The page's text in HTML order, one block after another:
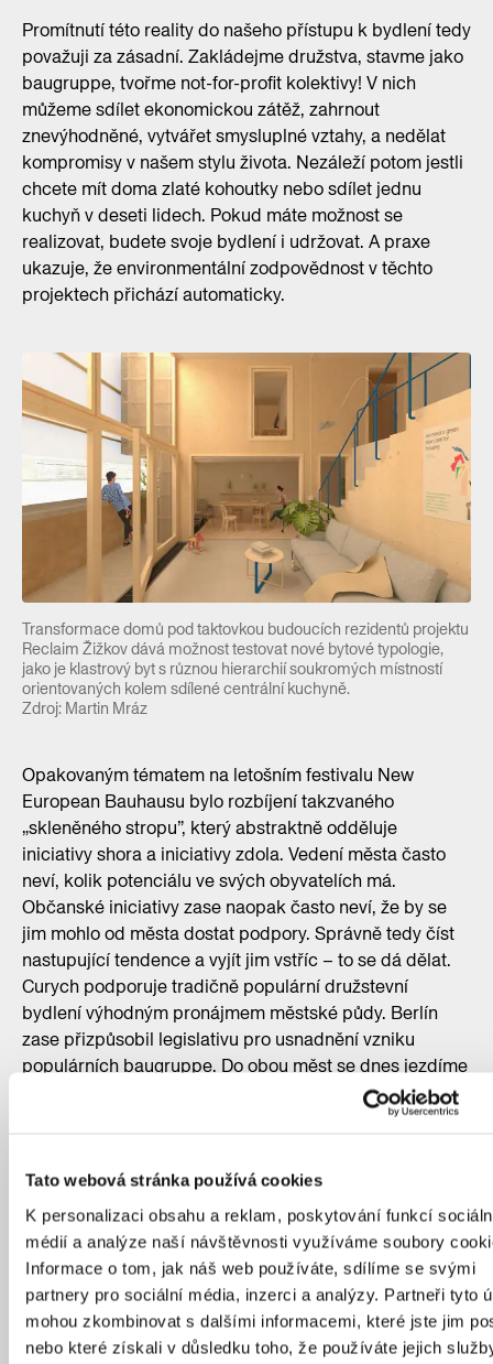
Tato webová stránka používá cookies
K personalizaci obsahu a reklam, poskytování funkcí
médií a analýze naší návštěvnosti využíváme soubory
Informace o tom, jak náš web používáte, sdílíme se svými
partnery pro sociální média, inzerci a analýzy. Partneři tyto
mohou zkombinovat s dalšími informacemi, které jste jim
nebo které získali v důsledku toho, že používáte jejich
Promítnutí této reality do našeho přístupu k bydlení tedy
považuji za zásadní. Zakládejme družstva, stavme jako
baugruppe, tvořme not-for-profit kolektivy! V nich
můžeme sdílet ekonomickou zátěž, zahrnout
znevýhodněné, vytvářet smysluplné vztahy, a nedělat
kompromisy v našem stylu života. Nezáleží potom jestli
chcete mít doma zlaté kohoutky nebo sdílet jednu
kuchyň v deseti lidech. Pokud máte možnost se
realizovat, budete svoje bydlení i udržovat. A praxe
ukazuje, že environmentální zodpovědnost v těchto
projektech přichází automaticky.
Transformace domů pod taktovkou budoucích rezidentů projektu
Reclaim Žižkov dává možnost testovat nové bytové typologie,
jako je klastrový byt s různou hierarchií soukromých místností
orientovaných kolem sdílené centrální kuchyně.
Zdroj: Martin Mráz
Opakovaným tématem na letošním festivalu New
European Bauhausu bylo rozbíjení takzvaného
„skleněného stropu”, který abstraktně odděluje
iniciativy shora a iniciativy zdola. Vedení města často
neví, kolik potenciálu ve svých obyvatelích má.
Občanské iniciativy zase naopak často neví, že by se
jim mohlo od města dostat podpory. Správně tedy číst
nastupující tendence a vyjít jim vstříc – to se dá dělat.
Curych podporuje tradičně populární družstevní
bydlení výhodným pronájmem městské půdy. Berlín
zase přizpůsobil legislativu pro usnadnění vzniku
populárních baugruppe. Do obou měst se dnes jezdíme
dívat na progresivní příklady inovativního bydlení.
vypadá s bytovou situací ve Švýcarsku,
Lichtenštejnsku a Rakousku?
Bakaláře jsem studoval v Praze a magistra
v Lichtenštejnsku, kde nyní pracuji, bydlím ale
v rakouském Feldkirchu a předtím jsem také žil
a pracoval v Curychu – to je moje mentální mapa, ze